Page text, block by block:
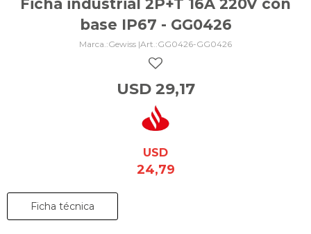
Ficha industrial 2P+T 16A 220V con
base IP67 - GG0426
Gewiss | GG0426-GG0426
USD 29,17
USD
24,79
Ficha técnica